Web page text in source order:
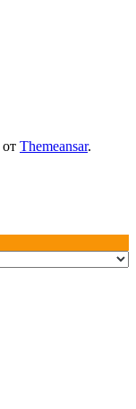
от Themeansar.